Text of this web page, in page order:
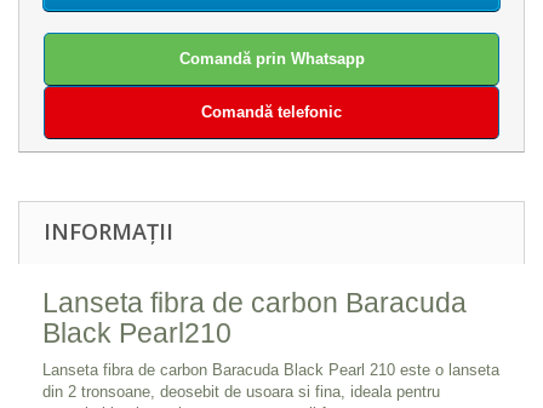
Comandă prin Whatsapp
Comandă telefonic
INFORMAȚII
Lanseta fibra de carbon Baracuda
Black Pearl210
Lanseta fibra de carbon Baracuda Black Pearl 210 este o lanseta
din 2 tronsoane, deosebit de usoara si fina, ideala pentru